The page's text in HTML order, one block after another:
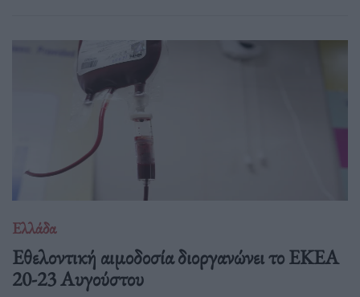
Ελλάδα
Eθελοντική αιμοδοσία διοργανώνει το ΕΚΕΑ
20-23 Αυγούστου